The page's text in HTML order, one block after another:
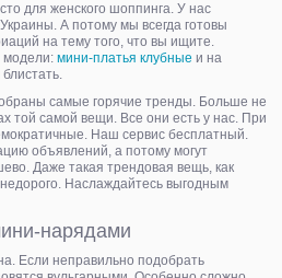
для женского шоппинга. У нас
А потому мы всегда готовы
на тему того, что вы ищите.
модели: мини-платья клубные и на
самые горячие тренды. Больше не
той самой вещи. Все они есть у нас. При
Наш сервис бесплатный.
объявлений, а потому могут
Даже такая трендовая вещь, как
Наслаждайтесь выгодным
нарядами
Если неправильно подобрать